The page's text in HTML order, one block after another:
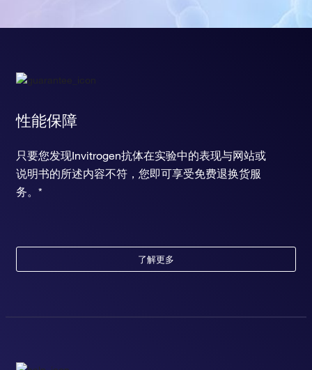
性能保障
只要您发现Invitrogen抗体在实验中的表现与网站或
说明书的所述内容不符，您即可享受免费退换货服
务。*
了解更多